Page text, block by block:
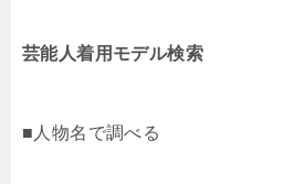
芸能人着用モデル検索
■人物名で調べる